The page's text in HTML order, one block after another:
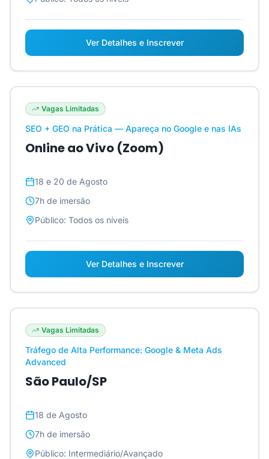
Ver Detalhes e Inscrever
Vagas Limitadas
SEO + GEO na Prática — Apareça no Google e nas IAs
Online ao Vivo (Zoom)
18 e 20 de Agosto
7h de imersão
Público: Todos os níveis
Ver Detalhes e Inscrever
Vagas Limitadas
Tráfego de Alta Performance: Google & Meta Ads
Advanced
São Paulo/SP
18 de Agosto
7h de imersão
Público: Intermediário/Avançado